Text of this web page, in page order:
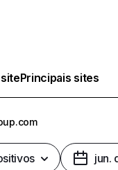
Principais sites
jun.